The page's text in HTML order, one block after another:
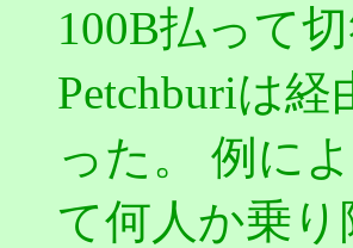
100B払って
Petchburiは
った。 例に
て何人か乗